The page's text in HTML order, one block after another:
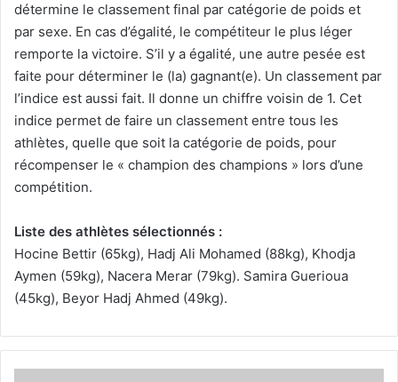
détermine le classement final par catégorie de poids et
par sexe. En cas d’égalité, le compétiteur le plus léger
remporte la victoire. S’il y a égalité, une autre pesée est
faite pour déterminer le (la) gagnant(e). Un classement par
l’indice est aussi fait. Il donne un chiffre voisin de 1. Cet
indice permet de faire un classement entre tous les
athlètes, quelle que soit la catégorie de poids, pour
récompenser le « champion des champions » lors d’une
compétition.
Liste des athlètes sélectionnés :
Hocine Bettir (65kg), Hadj Ali Mohamed (88kg), Khodja
Aymen (59kg), Nacera Merar (79kg). Samira Guerioua
(45kg), Beyor Hadj Ahmed (49kg).